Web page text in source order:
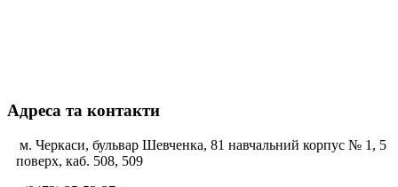
Адреса та контакти
м. Черкаси, бульвар Шевченка, 81 навчальний корпус № 1, 5
поверх, каб. 508, 509